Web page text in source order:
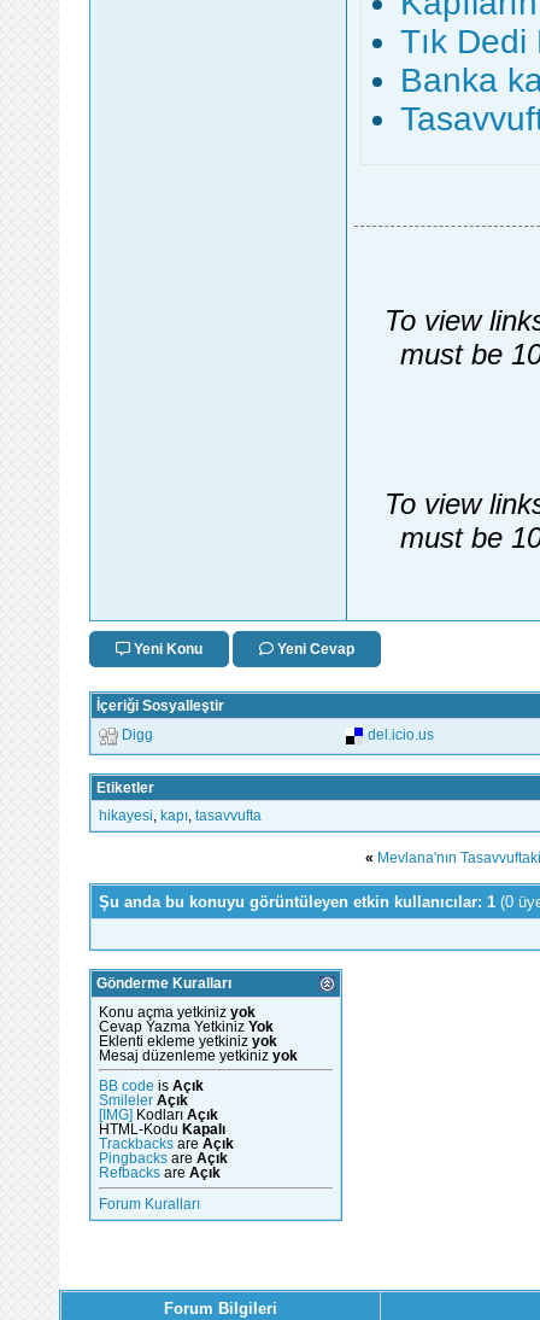
Tık Dedi
Banka
To view
must be
To view
must be
Yeni Konu Yeni Cevap
İçeriği Sosyalleştir
Digg del.icio.us
Etiketler
hikayesi
kapı tasavvufta
« Mevlana'nın
Şu anda bu konuyu görüntüleyen etkin kullanıcılar: 1 (0
Gönderme Kuralları
Konu açma yetkiniz yok
Cevap Yazma Yetkiniz Yok
Eklenti ekleme yetkiniz yok
Mesaj düzenleme yetkiniz yok
BB code is Açık
Smileler Açık
[IMG]
Kodları Açık
HTML-Kodu Kapalı
Trackbacks are Açık
Pingbacks are Açık
Refbacks are Açık
Forum Kuralları
Forum Bilgileri